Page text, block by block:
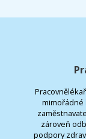
mimořádné
zároveň
podpory